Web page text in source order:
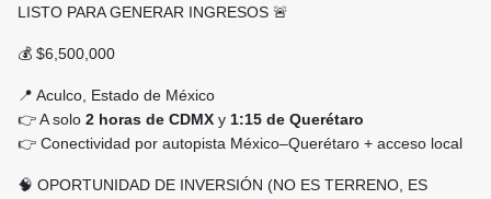
LISTO PARA GENERAR INGRESOS 🚨
💰 $6,500,000
📍 Aculco, Estado de México
👉 A solo 2 horas de CDMX y 1:15 de Querétaro
👉 Conectividad por autopista México–Querétaro + acceso local
🧠 OPORTUNIDAD DE INVERSIÓN (NO ES TERRENO, ES